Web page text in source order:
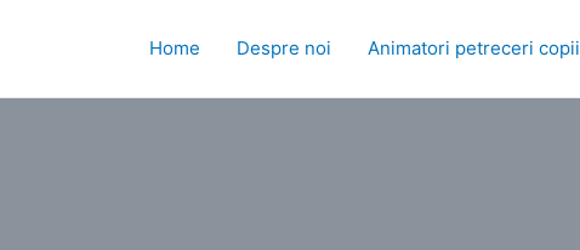
Home Despre noi Animatori petreceri copii